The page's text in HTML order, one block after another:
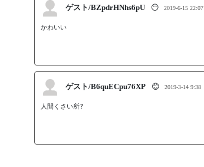
ゲスト/BZpdrHNhs6pU 😶 2019-6-15 22:07
かわいい
ゲスト/B6quECpu76XP 😊 2019-3-14 9:38
人間くさい所?